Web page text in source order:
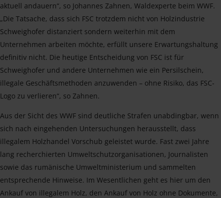
aktuell andauern“, so Johannes Zahnen, Waldexperte beim WWF.
„Die Tatsache, dass sich FSC trotzdem nicht von Holzindustrie
Schweighofer distanziert sondern weiterhin mit dem
Unternehmen arbeiten möchte, erfüllt unsere Erwartungshaltung
definitiv nicht. Die heutige Entscheidung von FSC ist für
Schweighofer und andere Unternehmen wie ein Persilschein,
illegale Geschäftsmethoden anzuwenden – ohne Risiko, das FSC-
Logo zu verlieren“, so Zahnen.
Aus der Sicht des WWF sind deutliche Strafen unabdingbar, wenn
sich nach eingehenden Untersuchungen herausstellt, dass
illegalem Holzhandel Vorschub geleistet wurde. Fast zwei Jahre
lang recherchierten Umweltschutzorganisationen, Journalisten
sowie das rumänische Umweltministerium und sammelten
entsprechende Hinweise. Im Wesentlichen geht es hier um den
Ankauf von illegalem Holz, den Ankauf von Holz ohne Dokumente,